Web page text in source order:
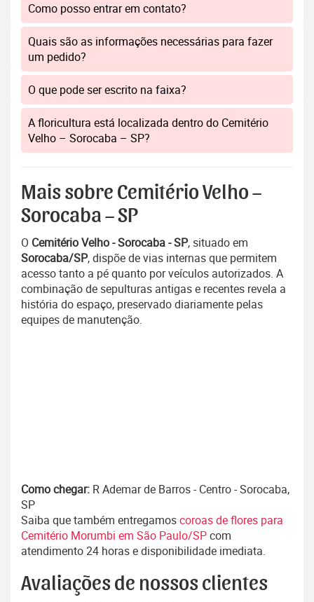
Como posso entrar em contato?
Quais são as informações necessárias para fazer
um pedido?
O que pode ser escrito na faixa?
A floricultura está localizada dentro do Cemitério
Velho – Sorocaba – SP?
Mais sobre Cemitério Velho –
Sorocaba – SP
O Cemitério Velho - Sorocaba - SP, situado em
Sorocaba/SP, dispõe de vias internas que permitem
acesso tanto a pé quanto por veículos autorizados. A
combinação de sepulturas antigas e recentes revela a
história do espaço, preservado diariamente pelas
equipes de manutenção.
Como chegar: R Ademar de Barros - Centro - Sorocaba,
SP
Saiba que também entregamoscoroas de flores para
Cemitério Morumbi em São Paulo/SPcom
atendimento 24 horas e disponibilidade imediata.
Avaliações de nossos clientes